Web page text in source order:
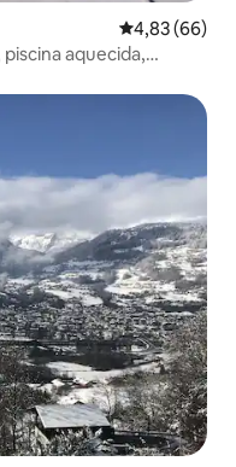
4,83 de uma
4,83 (66)
aquecida,